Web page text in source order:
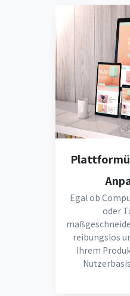
Egal ob
oder
reibungslos
Ihrem